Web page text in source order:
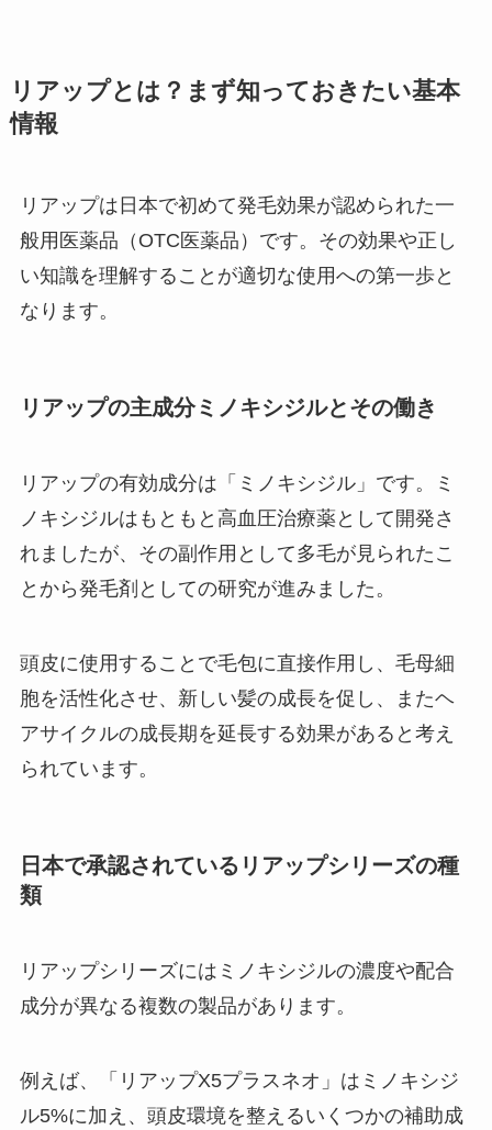
リアップとは？まず知っておきたい基本
情報
リアップは日本で初めて発毛効果が認められた一
般用医薬品（OTC医薬品）です。その効果や正し
い知識を理解することが適切な使用への第一歩と
なります。
リアップの主成分ミノキシジルとその働き
リアップの有効成分は「ミノキシジル」です。ミ
ノキシジルはもともと高血圧治療薬として開発さ
れましたが、その副作用として多毛が見られたこ
とから発毛剤としての研究が進みました。
頭皮に使用することで毛包に直接作用し、毛母細
胞を活性化させ、新しい髪の成長を促し、またヘ
アサイクルの成長期を延長する効果があると考え
られています。
日本で承認されているリアップシリーズの種
類
リアップシリーズにはミノキシジルの濃度や配合
成分が異なる複数の製品があります。
例えば、「リアップX5プラスネオ」はミノキシジ
ル5%に加え、頭皮環境を整えるいくつかの補助成